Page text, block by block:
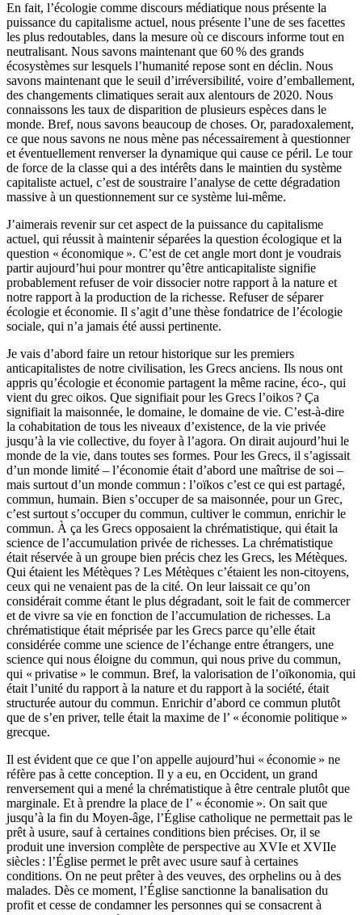
En fait, l’écologie comme discours médiatique nous présente la
puissance du capitalisme actuel, nous présente l’une de ses facettes
les plus redoutables, dans la mesure où ce discours informe tout en
neutralisant. Nous savons maintenant que 60 % des grands
écosystèmes sur lesquels l’humanité repose sont en déclin. Nous
savons maintenant que le seuil d’irréversibilité, voire d’emballement,
des changements climatiques serait aux alentours de 2020. Nous
connaissons les taux de disparition de plusieurs espèces dans le
monde. Bref, nous savons beaucoup de choses. Or, paradoxalement,
ce que nous savons ne nous mène pas nécessairement à questionner
et éventuellement renverser la dynamique qui cause ce péril. Le tour
de force de la classe qui a des intérêts dans le maintien du système
capitaliste actuel, c’est de soustraire l’analyse de cette dégradation
massive à un questionnement sur ce système lui-même.
J’aimerais revenir sur cet aspect de la puissance du capitalisme
actuel, qui réussit à maintenir séparées la question écologique et la
question « économique ». C’est de cet angle mort dont je voudrais
partir aujourd’hui pour montrer qu’être anticapitaliste signifie
probablement refuser de voir dissocier notre rapport à la nature et
notre rapport à la production de la richesse. Refuser de séparer
écologie et économie. Il s’agit d’une thèse fondatrice de l’écologie
sociale, qui n’a jamais été aussi pertinente.
Je vais d’abord faire un retour historique sur les premiers
anticapitalistes de notre civilisation, les Grecs anciens. Ils nous ont
appris qu’écologie et économie partagent la même racine, éco-, qui
vient du grec oikos. Que signifiait pour les Grecs l’oikos ? Ça
signifiait la maisonnée, le domaine, le domaine de vie. C’est-à-dire
la cohabitation de tous les niveaux d’existence, de la vie privée
jusqu’à la vie collective, du foyer à l’agora. On dirait aujourd’hui le
monde de la vie, dans toutes ses formes. Pour les Grecs, il s’agissait
d’un monde limité – l’économie était d’abord une maîtrise de soi –
mais surtout d’un monde commun : l’oïkos c’est ce qui est partagé,
commun, humain. Bien s’occuper de sa maisonnée, pour un Grec,
c’est surtout s’occuper du commun, cultiver le commun, enrichir le
commun. À ça les Grecs opposaient la chrématistique, qui était la
science de l’accumulation privée de richesses. La chrématistique
était réservée à un groupe bien précis chez les Grecs, les Métèques.
Qui étaient les Métèques ? Les Métèques c’étaient les non-citoyens,
ceux qui ne venaient pas de la cité. On leur laissait ce qu’on
considérait comme étant le plus dégradant, soit le fait de commercer
et de vivre sa vie en fonction de l’accumulation de richesses. La
chrématistique était méprisée par les Grecs parce qu’elle était
considérée comme une science de l’échange entre étrangers, une
science qui nous éloigne du commun, qui nous prive du commun,
qui « privatise » le commun. Bref, la valorisation de l’oïkonomia, qui
était l’unité du rapport à la nature et du rapport à la société, était
structurée autour du commun. Enrichir d’abord ce commun plutôt
que de s’en priver, telle était la maxime de l’ « économie politique »
grecque.
Il est évident que ce que l’on appelle aujourd’hui « économie » ne
réfère pas à cette conception. Il y a eu, en Occident, un grand
renversement qui a mené la chrématistique à être centrale plutôt que
marginale. Et à prendre la place de l’ « économie ». On sait que
jusqu’à la fin du Moyen-âge, l’Église catholique ne permettait pas le
prêt à usure, sauf à certaines conditions bien précises. Or, il se
produit une inversion complète de perspective au XVIe et XVIIe
siècles : l’Église permet le prêt avec usure sauf à certaines
conditions. On ne peut prêter à des veuves, des orphelins ou à des
malades. Dès ce moment, l’Église sanctionne la banalisation du
profit et cesse de condamner les personnes qui se consacrent à